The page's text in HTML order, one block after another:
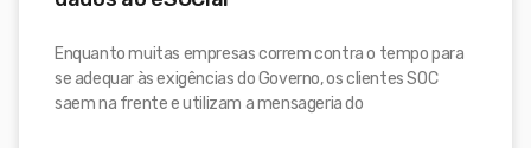
Enquanto muitas empresas correm contra o tempo para
se adequar às exigências do Governo, os clientes SOC
saem na frente e utilizam a mensageria do